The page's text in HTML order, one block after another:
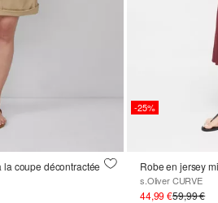
coupe décontractée
-25%
Robe en jersey
s.Oliver CURVE
44,99 €59,99 €